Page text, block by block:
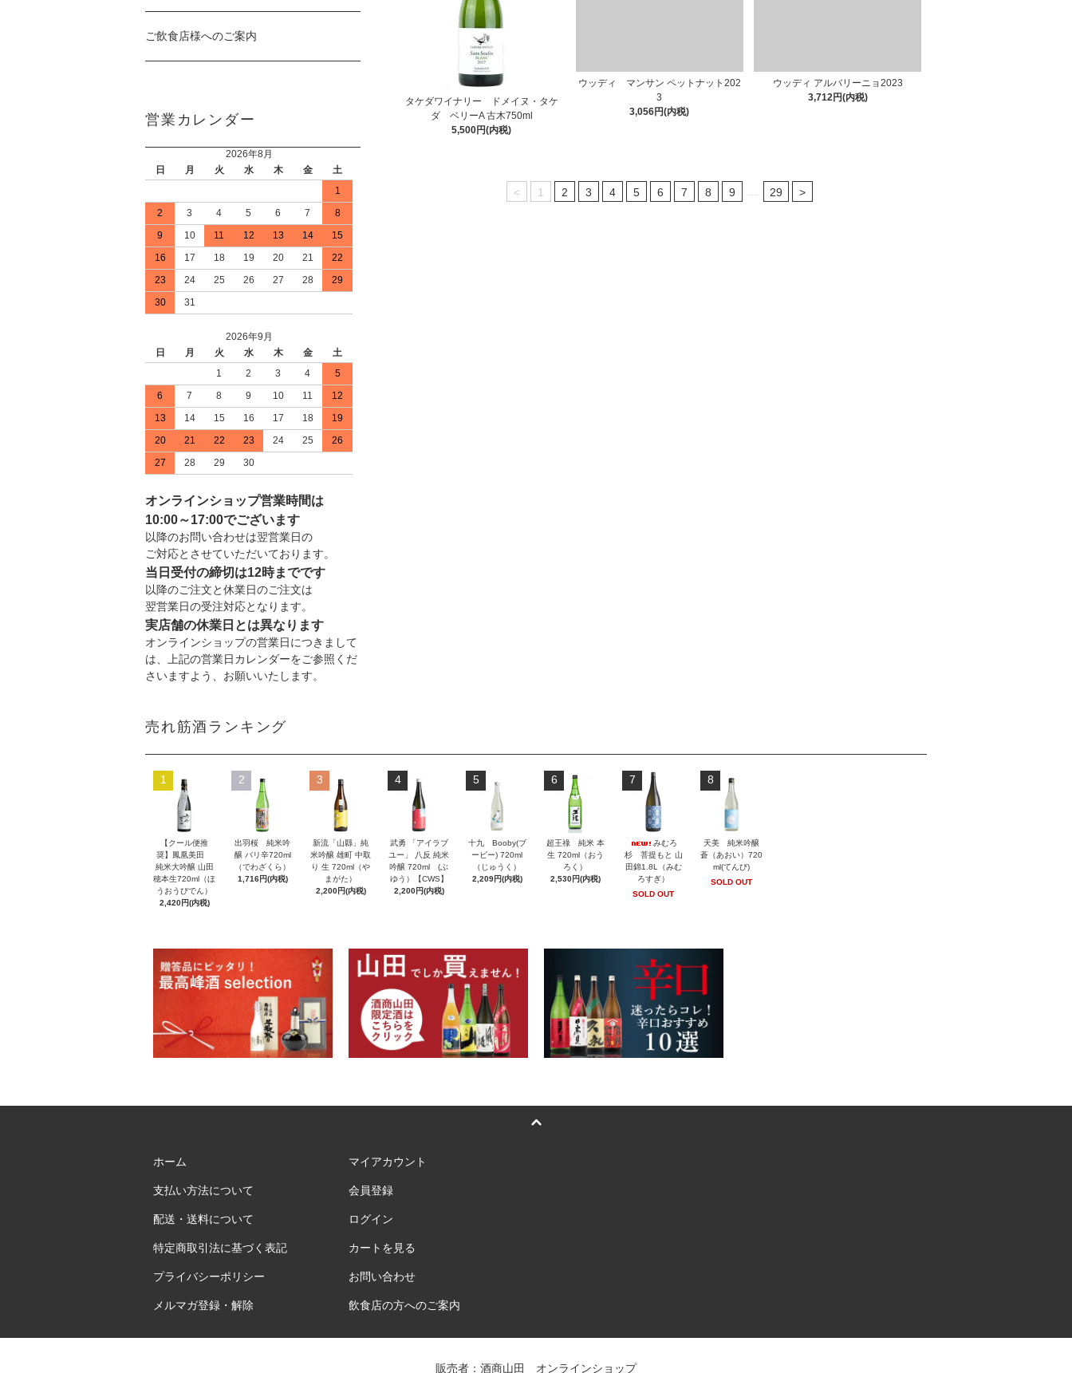
タケダワイナリー ドメイヌ・タケ
ダ ベリーA 古木750ml
5,500円(内税)
ウッディ マンサン ペットナット202
3
3,056円(内税)
ウッディ アルバリーニョ2023
3,712円(内税)
< 1 2 3 4 5 6 7 8 9 29 >
ご飲食店様へのご案内
営業カレンダー
2026年8月
日
月 火 水 木 金
土
1
2
3 4 5 6 7
8
9
10 11 12 13 14
15
16
17 18 19 20 21
22
23
24 25 26 27 28
29
30
31
2026年9月
日
月 火 水 木 金
土
1
2 3 4
5
6
7 8 9 10 11
12
13
14 15 16 17 18
19
20
21 22 23 24 25
26
27
28 29 30
オンラインショップ営業時間は
10:00～17:00でございます
以降のお問い合わせは翌営業日の
ご対応とさせていただいております。
当日受付の締切は12時までです
以降のご注文と休業日のご注文は
翌営業日の受注対応となります。
実店舗の休業日とは異なります
オンラインショップの営業日につきまして
は、上記の営業日カレンダーをご参照くだ
さいますよう、お願いいたします。
売れ筋酒ランキング
1
【クール便推
奨】鳳凰美田
純米大吟醸 山田
穂本生720ml（ほ
うおうびでん）
2,420円(内税)
2
出羽桜 純米吟
醸 バリ辛720ml
（でわざくら）
1,716円(内税)
3
新流「山縣」純
米吟醸 雄町 中取
り 生 720ml（や
まがた）
2,200円(内税)
4
武勇 「アイラブ
ユー」 八反 純米
吟醸 720ml (ぶ
ゆう）【CWS】
2,200円(内税)
5
十九 Booby(ブ
ービー) 720ml
（じゅうく）
2,209円(内税)
6
超王祿 純米 本
生 720ml（おう
ろく）
2,530円(内税)
7
みむろ
杉 菩提もと 山
田錦1.8L（みむ
ろすぎ）
SOLD OUT
8
天美 純米吟醸
蒼（あおい）720
ml(てんび)
SOLD OUT
ホーム
支払い方法について
配送・送料について
特定商取引法に基づく表記
プライバシーポリシー
メルマガ登録・解除
マイアカウント
会員登録
ログイン
カートを見る
お問い合わせ
飲食店の方へのご案内
販売者：酒商山田 オンラインショップ